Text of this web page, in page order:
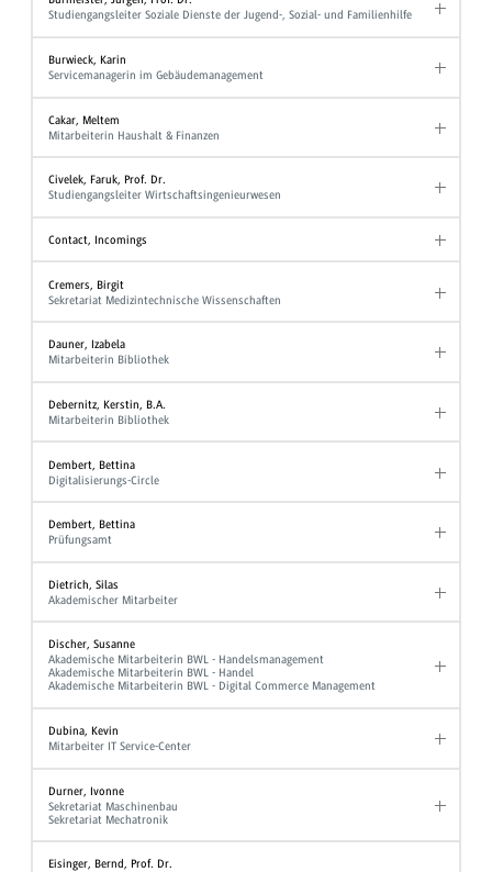
Studiengangsleiter Soziale Dienste der Jugend-, Sozial- und Familienhilfe
Burwieck, Karin
Servicemanagerin im Gebäudemanagement
Cakar, Meltem
Mitarbeiterin Haushalt & Finanzen
Civelek, Faruk, Prof. Dr.
Studiengangsleiter Wirtschaftsingenieurwesen
Contact, Incomings
Cremers, Birgit
Sekretariat Medizintechnische Wissenschaften
Dauner, Izabela
Mitarbeiterin Bibliothek
Debernitz, Kerstin, B.A.
Mitarbeiterin Bibliothek
Dembert, Bettina
Digitalisierungs-Circle
Dembert, Bettina
Prüfungsamt
Dietrich, Silas
Akademischer Mitarbeiter
Discher, Susanne
Akademische Mitarbeiterin BWL - Handelsmanagement
Akademische Mitarbeiterin BWL - Handel
Akademische Mitarbeiterin BWL - Digital Commerce Management
Dubina, Kevin
Mitarbeiter IT Service-Center
Durner, Ivonne
Sekretariat Maschinenbau
Sekretariat Mechatronik
Eisinger, Bernd, Prof. Dr.